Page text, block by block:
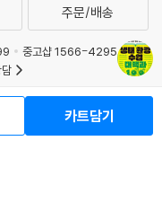
카트담기
주문/배송
중고샵 1566-4295
보
청소년보호정책